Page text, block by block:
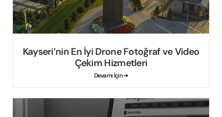
Kayseri’nin En İyi Drone Fotoğraf ve Video
Çekim Hizmetleri
Devamı İçin ➔